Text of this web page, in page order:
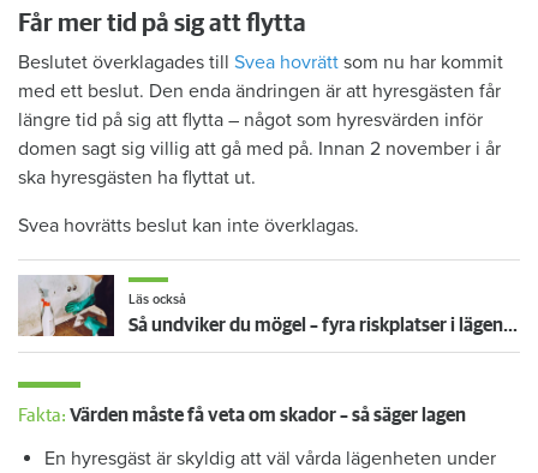
Får mer tid på sig att flytta
Beslutet överklagades till Svea hovrätt som nu har kommit
med ett beslut. Den enda ändringen är att hyresgästen får
längre tid på sig att flytta – något som hyresvärden inför
domen sagt sig villig att gå med på. Innan 2 november i år
ska hyresgästen ha flyttat ut.
Svea hovrätts beslut kan inte överklagas.
Läs också
Så undviker du mögel – fyra riskplatser i lägenheten: ”Måste städa bort”
Fakta: Värden måste få veta om skador – så säger lagen
En hyresgäst är skyldig att väl vårda lägenheten under